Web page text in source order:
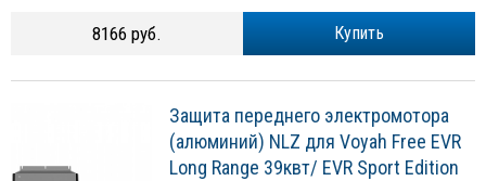
Купить
8166 руб.
Защита переднего электромотора
(алюминий) NLZ для Voyah Free EVR
Long Range 39квт/ EVR Sport Edition